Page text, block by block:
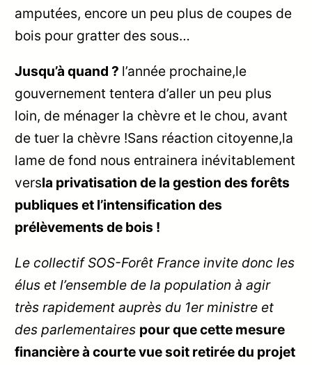
amputées, encore un peu plus de coupes de
bois pour gratter des sous…
Jusqu’à quand ? l’année prochaine,le
gouvernement tentera d’aller un peu plus
loin, de ménager la chèvre et le chou, avant
de tuer la chèvre !Sans réaction citoyenne,la
lame de fond nous entrainera inévitablement
versla privatisation de la gestion des forêts
publiques et l’intensification des
prélèvements de bois !
Le collectif SOS-Forêt France invite donc les
élus et l’ensemble de la population à agir
très rapidement auprès du 1erministre et
des parlementaires pour que cette mesure
financière à courte vue soit retirée du projet